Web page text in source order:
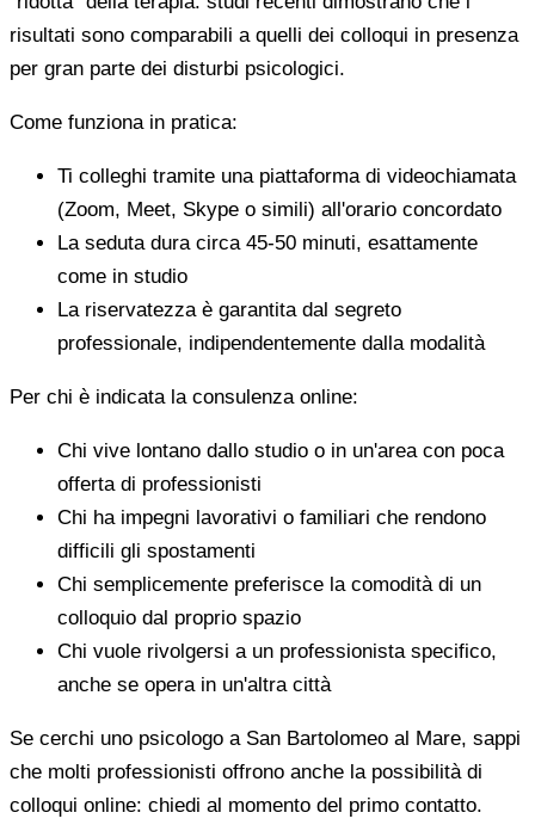
risultati sono comparabili a quelli dei colloqui in presenza
per gran parte dei disturbi psicologici.
Come funziona in pratica:
Ti colleghi tramite una piattaforma di videochiamata
(Zoom, Meet, Skype o simili) all'orario concordato
La seduta dura circa 45-50 minuti, esattamente
come in studio
La riservatezza è garantita dal segreto
professionale, indipendentemente dalla modalità
Per chi è indicata la consulenza online:
Chi vive lontano dallo studio o in un'area con poca
offerta di professionisti
Chi ha impegni lavorativi o familiari che rendono
difficili gli spostamenti
Chi semplicemente preferisce la comodità di un
colloquio dal proprio spazio
Chi vuole rivolgersi a un professionista specifico,
anche se opera in un'altra città
Se cerchi uno psicologo a San Bartolomeo al Mare, sappi
che molti professionisti offrono anche la possibilità di
colloqui online: chiedi al momento del primo contatto.